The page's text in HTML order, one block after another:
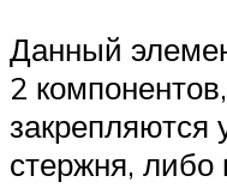
Данный
2
закрепляются
стержня,